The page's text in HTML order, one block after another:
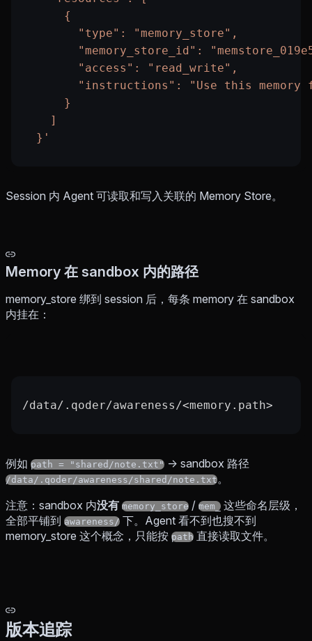
      {
        "type": "memory_store",
"memory_store_id":
        "access": "read_write",
"instructions": "Use this memory
      }
    ]
  }'
Session 内 Agent 可读取和写入关联的 Memory Store。
Memory 在 sandbox 内的路径
memory_store 绑到 session 后，每条 memory 在 sandbox
内挂在：
/data/.qoder/awareness/<memory.path>
例如 path = "shared/note.txt" → sandbox 路径
/data/.qoder/awareness/shared/note.txt。
注意：sandbox 内没有 memory_store / mem_ 这些命名层级，
全部平铺到 awareness/ 下。Agent 看不到也搜不到
memory_store 这个概念，只能按 path 直接读取文件。
版本追踪